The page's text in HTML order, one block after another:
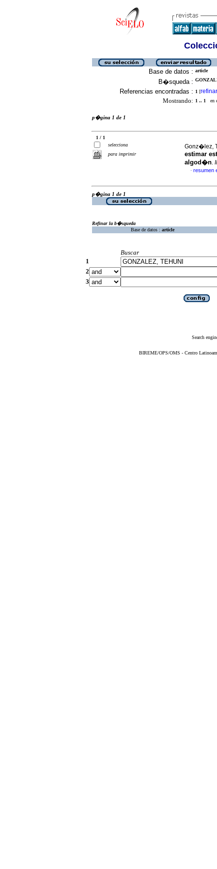
Base de datos : article
B�squeda :
Referencias encontradas : 1 [refinar
Mostrando: 1 .. 1 en
p�gina 1 de 1
1 / 1
selecciona
para imprimir
Gonz�lez,
estimar
algod�n.
· resumen
p�gina 1 de 1
Refinar la b�squeda
Base de datos : article
Buscar
1
2
3
Search
BIREME/OPS/OMS - Centro